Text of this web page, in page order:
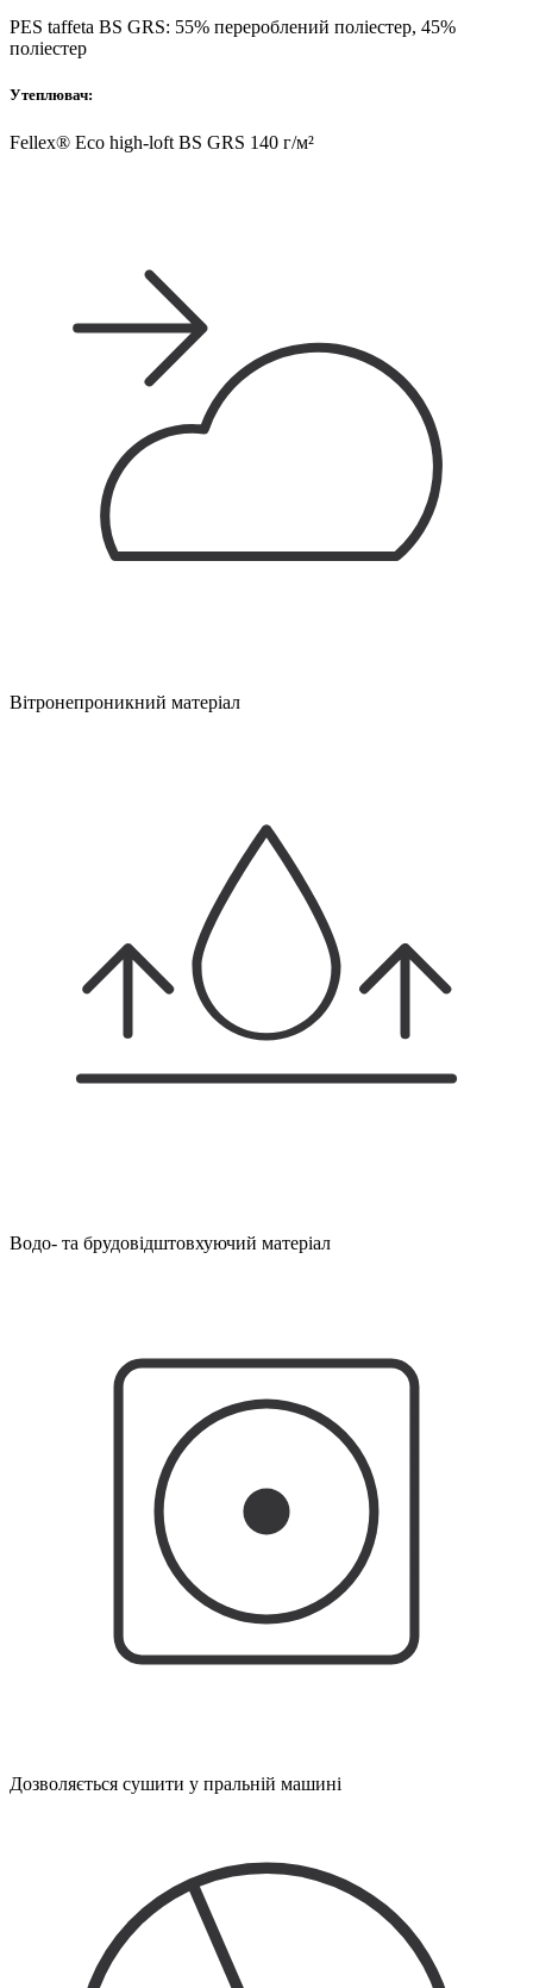
PES taffeta BS GRS: 55% перероблений поліестер, 45%
поліестер
Утеплювач:
Fellex® Eco high-loft BS GRS 140 г/м²
Вітронепроникний матеріал
Водо- та брудовідштовхуючий матеріал
Дозволяється сушити у пральній машині